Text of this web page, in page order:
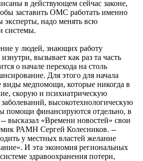
в действующем сейчас законе,
заставить ОМС работать именно
эксперты, надо менять всю
системы.
у людей, знающих работу
вызывает как раз та часть
о начале перехода на столь
Для этого для начала
медпомощи, которые никогда в
скорую и психиатрическую
высокотехнологическую
помощи финансируются отдельно, в
высказал «Времени новостей» свои
РАМН Сергей Колесников. --
у местных властей желание
И эта экономия региональных
здравоохранения потери,